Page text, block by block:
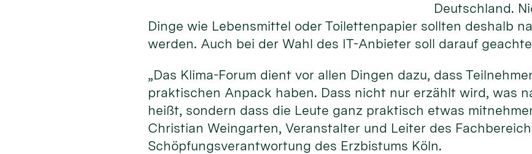
Deutschland.
Dinge wie Lebensmittel oder Toilettenpapier sollten deshalb
werden. Auch bei der Wahl des IT-Anbieter soll darauf
„Das Klima-Forum dient vor allen Dingen dazu, dass
praktischen Anpack haben. Dass nicht nur erzählt wird, was
heißt, sondern dass die Leute ganz praktisch etwas
Christian Weingarten, Veranstalter und Leiter des
Schöpfungsverantwortung des Erzbistums Köln.